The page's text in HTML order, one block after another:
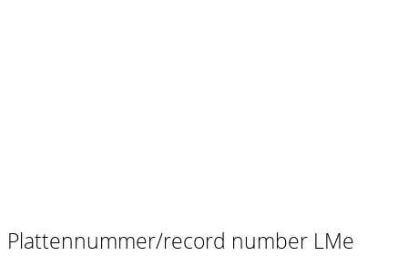
Plattennummer/record number LMe